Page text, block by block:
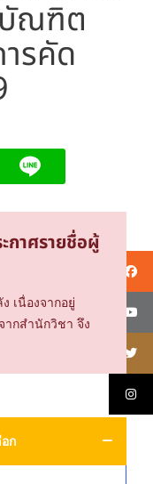
บัณฑิต
รคัด
กาศรายชื่อผู้
เนื่องจากอยู่
ากสำนักวิชา จึง
ก